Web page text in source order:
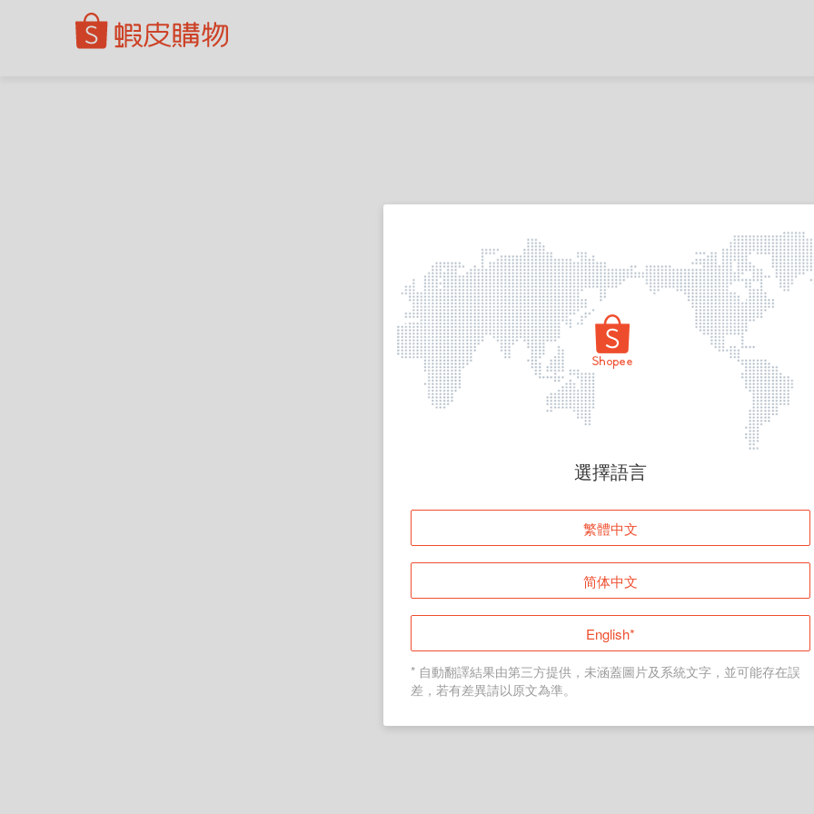
頁面無法顯示
登入
返回首頁
選擇語言
繁體中文
简体中文
English*
* 自動翻譯結果由第三方提供，未涵蓋圖片及系統文字，並可能存在誤
差，若有差異請以原文為準。